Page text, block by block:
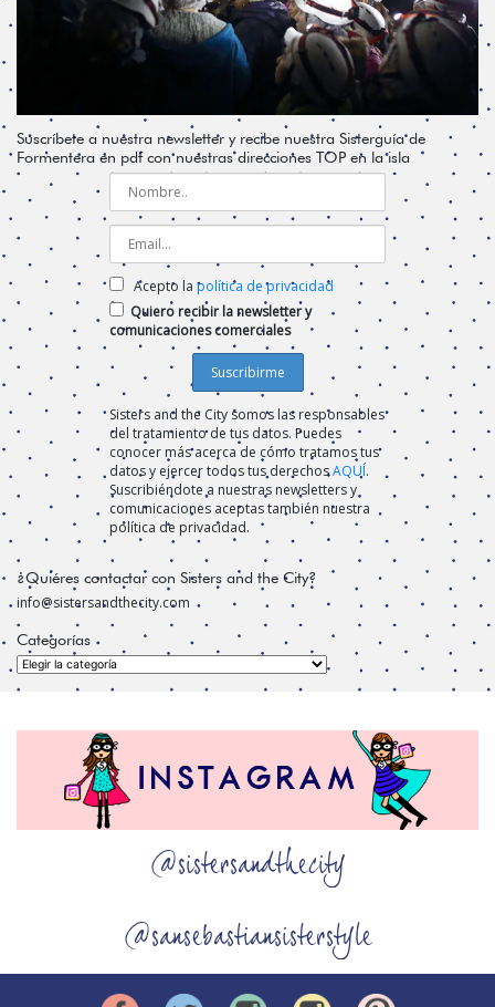
Suscríbete a nuestra newsletter y recibe nuestra Sisterguía de
Formentera en pdf con nuestras direcciones TOP en la isla
Acepto la política de privacidad
Quiero recibir la newsletter y
comunicaciones comerciales
Sisters and the City somos las responsables
del tratamiento de tus datos. Puedes
conocer más acerca de cómo tratamos tus
datos y ejercer todos tus derechosAQUÍ.
Suscribiéndote a nuestras newsletters y
comunicaciones aceptas también nuestra
política de privacidad.
¿Quiéres contactar con Sisters and the City?
info@sistersandthecity.com
Categorías
Categorías
@sistersandthecity
@sansebastiansisterstyle